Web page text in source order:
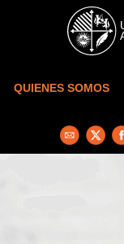
Skip to main content
QUIENES SOMOS